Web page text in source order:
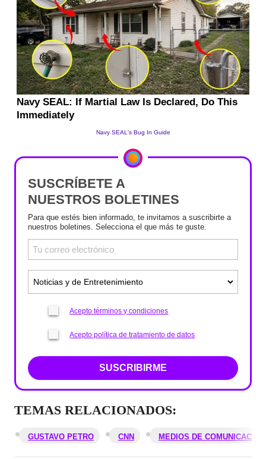
SUSCRÍBETE A
NUESTROS BOLETINES
Para que estés bien informado, te invitamos a suscribirte a
nuestros boletines. Selecciona el que más te guste.
Acepto términos y condiciones
Acepto política de tratamiento de datos
SUSCRIBIRME
TEMAS RELACIONADOS:
GUSTAVO PETRO CNN MEDIOS DE COMUNICACIÓN